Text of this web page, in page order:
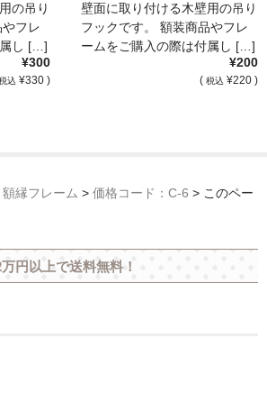
の吊り
フレ
し […]
¥300
込 ¥330 )
壁面に取り付ける木壁用の吊り
フックです。 額装商品やフレ
ームをご購入の際は付属し […]
¥200
( 税込 ¥220 )
額縁フレーム > 価格コード：C-6 > このペー
円以上で送料無料！